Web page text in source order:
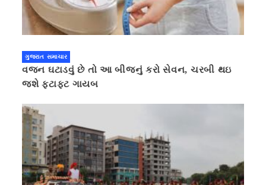
ગુજરાત સમાચાર
વજન ઘટાડવું છે તો આ બીજનું કરો સેવન, ચરબી થઇ
જશે ફટાફટ ગાયબ